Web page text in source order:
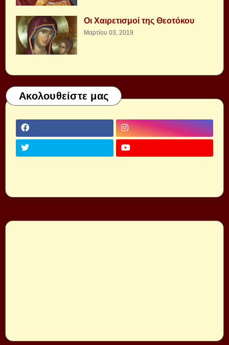
Οι Χαιρετισμοί της Θεοτόκου
Μαρτίου 03, 2019
Ακολουθείστε μας